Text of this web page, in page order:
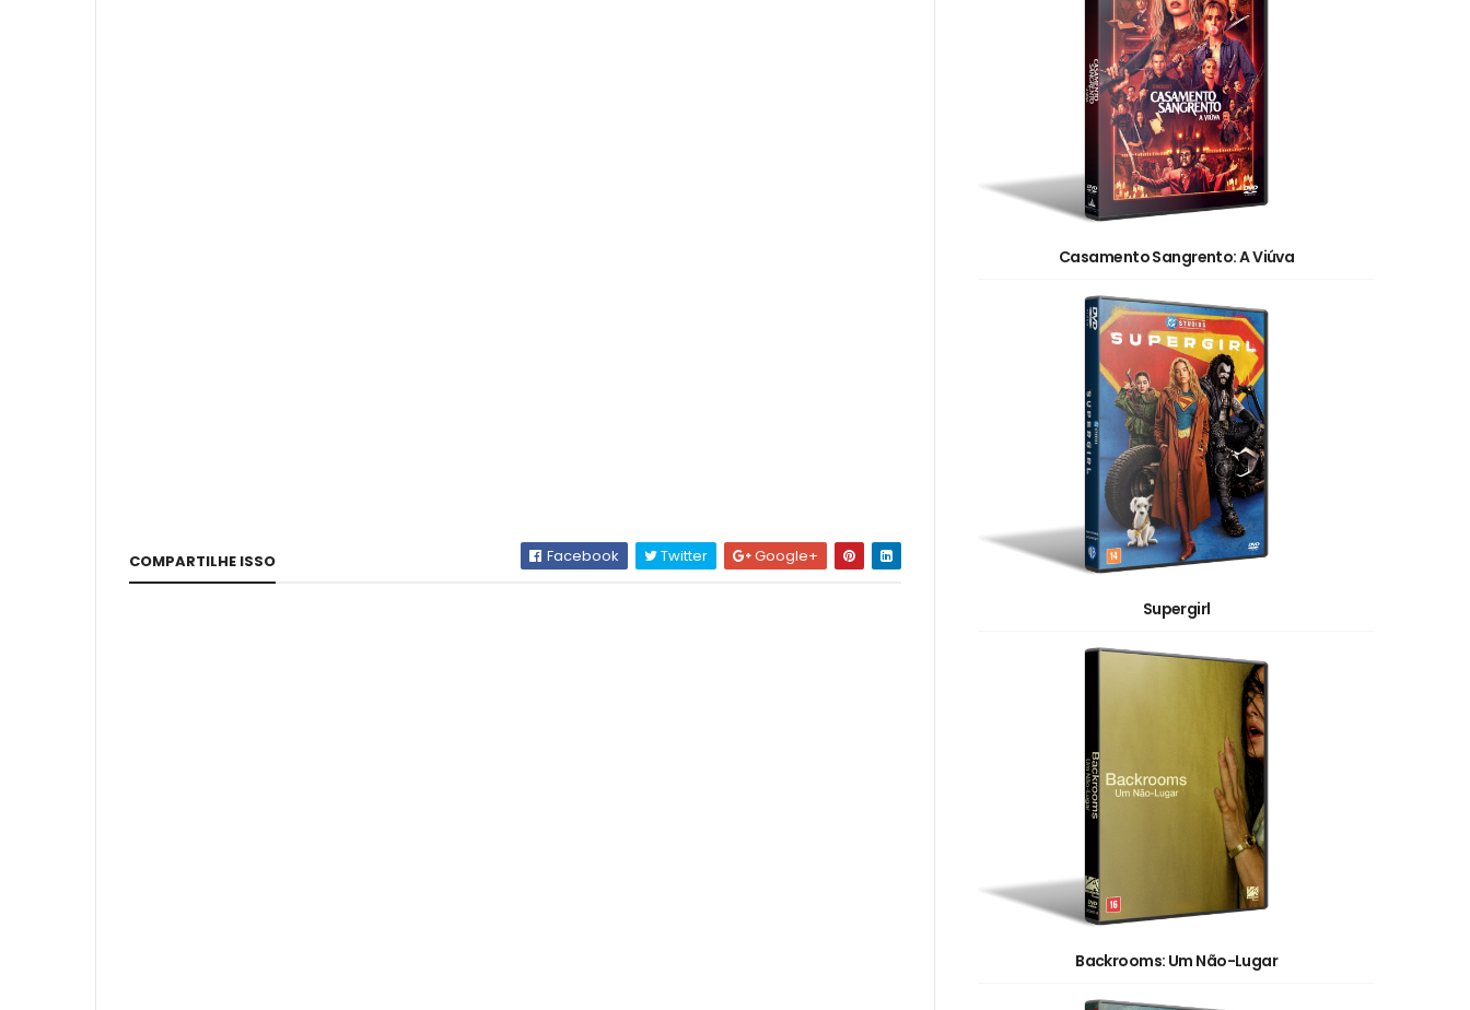
COMPARTILHE ISSO Facebook Twitter Google+
Casamento Sangrento: A Viúva
Supergirl
Backrooms: Um Não-Lugar